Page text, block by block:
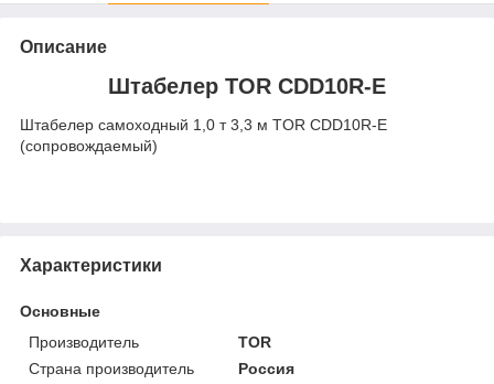
Описание
Штабелер TOR CDD10R-E
Штабелер самоходный 1,0 т 3,3 м TOR CDD10R-E
(сопровождаемый)
Характеристики
Основные
Производитель
TOR
Страна производитель
Россия